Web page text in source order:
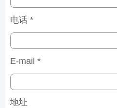
电话 *
E-mail *
地址